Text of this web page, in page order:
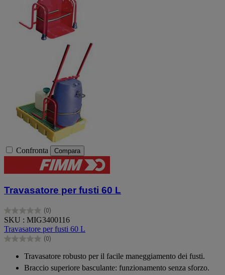
Confronta Compara
Travasatore per fusti 60 L
(0)
0.0
su
5
stelle.
SKU : MIG3400116
Travasatore per fusti 60 L
(0)
0.0
stelle.
Travasatore robusto per il facile maneggiamento dei fusti.
Braccio superiore basculante: funzionamento senza sforzo.